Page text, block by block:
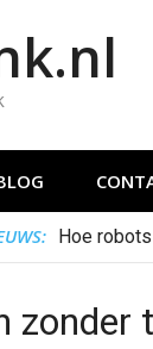
Hoe
zonder